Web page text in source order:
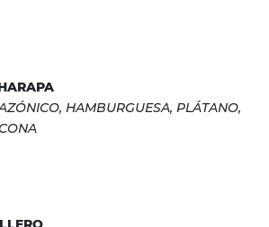
HAMBURGUESA, PLÁTANO,